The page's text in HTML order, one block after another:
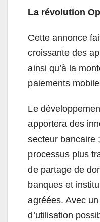
La révolution
Cette annonce
croissante des
ainsi qu’à la
paiements
Le
apportera des
secteur bancaire
processus plus
de partage de
banques et
agréées. Avec
d’utilisation